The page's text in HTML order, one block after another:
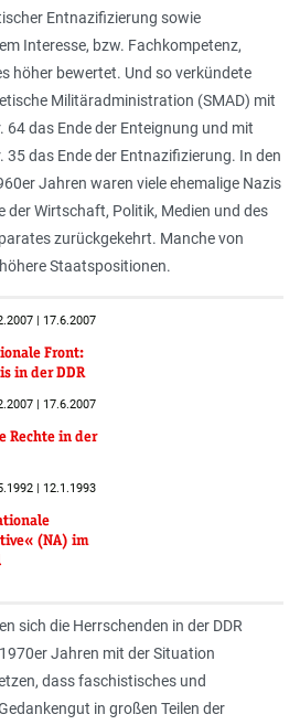
Entnazifizierung sowie
Interesse, bzw. Fachkompetenz,
höher bewertet. Und so verkündete
Militäradministration (SMAD) mit
64 das Ende der Enteignung und mit
35 das Ende der Entnazifizierung. In den
Jahren waren viele ehemalige Nazis
der Wirtschaft, Politik, Medien und des
zurückgekehrt. Manche von
Staatspositionen.
| 17.6.2007
Front:
in der DDR
| 17.6.2007
Rechte in der
| 12.1.1993
(NA) im
sich die Herrschenden in der DDR
Jahren mit der Situation
dass faschistisches und
in großen Teilen der